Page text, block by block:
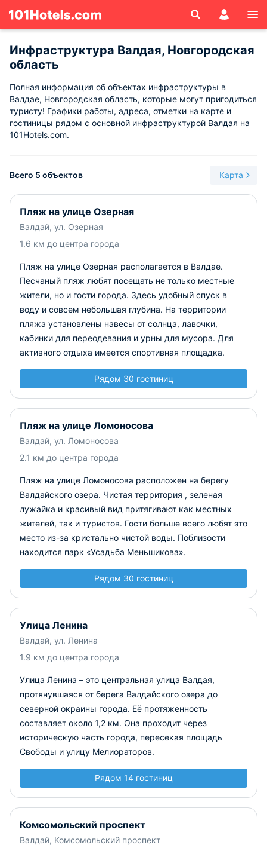
Инфраструктура Валдая, Новгородская
область
Полная информация об объектах инфраструктуры в
Валдае, Новгородская область, которые могут пригодиться
туристу! Графики работы, адреса, отметки на карте и
гостиницы рядом с основной инфраструктурой Валдая на
101Hotels.com.
Всего 5 объектов Карта
Пляж на улице Озерная
Валдай, ул. Озерная
1.6 км до центра города
Пляж на улице Озерная располагается в Валдае.
Песчаный пляж любят посещать не только местные
жители, но и гости города. Здесь удобный спуск в
воду и совсем небольшая глубина. На территории
пляжа установлены навесы от солнца, лавочки,
кабинки для переодевания и урны для мусора. Для
активного отдыха имеется спортивная площадка.
Рядом 30 гостиниц
Пляж на улице Ломоносова
Валдай, ул. Ломоносова
2.1 км до центра города
Пляж на улице Ломоносова расположен на берегу
Валдайского озера. Чистая территория , зеленая
лужайка и красивый вид притягивают как местных
жителей, так и туристов. Гости больше всего любят это
место из-за кристально чистой воды. Поблизости
находится парк «Усадьба Меньшикова».
Рядом 30 гостиниц
Улица Ленина
Валдай, ул. Ленина
1.9 км до центра города
Улица Ленина – это центральная улица Валдая,
протянувшаяся от берега Валдайского озера до
северной окраины города. Её протяженность
составляет около 1,2 км. Она проходит через
историческую часть города, пересекая площадь
Свободы и улицу Мелиораторов.
Рядом 14 гостиниц
Комсомольский проспект
Валдай, Комсомольский проспект